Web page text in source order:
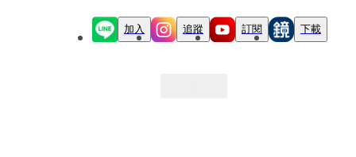
加入 追蹤 訂閱 下載